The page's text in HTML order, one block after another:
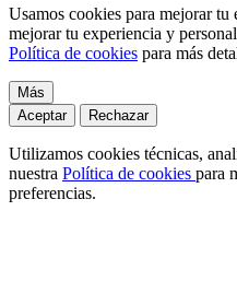
Usamos cookies para mejorar
mejorar tu experiencia y
Política de cookies para más
Más
Aceptar
Rechazar
Utilizamos cookies técnicas,
nuestra Política de cookies para
preferencias.